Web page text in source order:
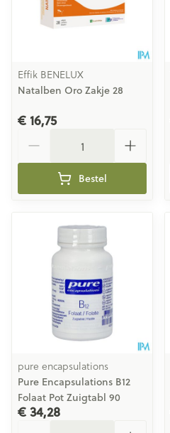
Effik BENELUX
Natalben Oro Zakje 28
€ 16,75
Bestel
pure encapsulations
Pure Encapsulations B12
Folaat Pot Zuigtabl 90
€ 34,28